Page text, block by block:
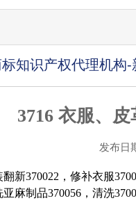
知识产权代理机构-
3716 衣服、
发布日
新370022，修补衣服
麻制品370056，清洗